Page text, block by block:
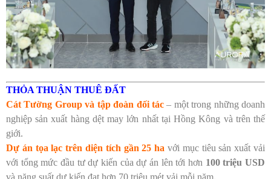
THỎA THUẬN THUÊ ĐẤT
Cát Tường Group và tập đoàn đối tác– một trong những doanh
nghiệp sản xuất hàng dệt may lớn nhất tại Hồng Kông và trên thế
giới.
Dự án tọa lạc trên diện tích gần 25 ha với mục tiêu sản xuất vải
với tổng mức đầu tư dự kiến của dự án lên tới hơn 100 triệu USD
và năng suất dự kiến đạt hơn 70 triệu mét vải mỗi năm.